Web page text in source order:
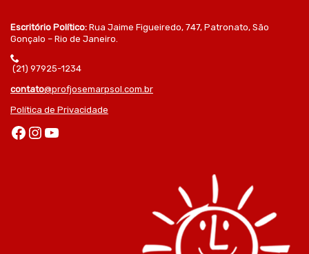
Escritório Político: Rua Jaime Figueiredo, 747, Patronato, São
Gonçalo – Rio de Janeiro.
(21) 97925-1234
contato@profjosemarpsol.com.br
Política de Privacidade
Facebook Instagram Youtube